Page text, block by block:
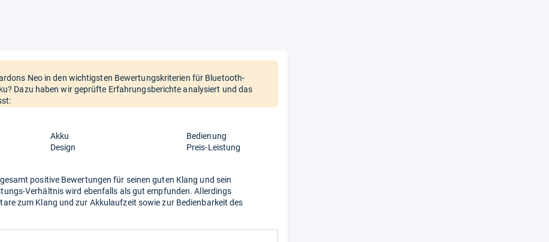
Neo in den wichtigsten Bewertungskriterien für Bluetooth-
Dazu haben wir geprüfte Erfahrungsberichte analysiert und das
Akku
Bedienung
Design
Preis-Leistung
positive Bewertungen für seinen guten Klang und sein
Verhältnis wird ebenfalls als gut empfunden. Allerdings
zum Klang und zur Akkulaufzeit sowie zur Bedienbarkeit des